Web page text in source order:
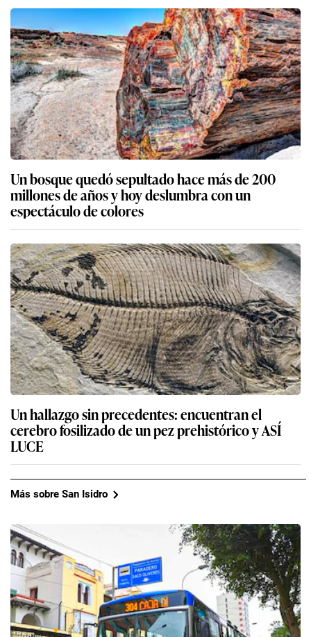
Un bosque quedó sepultado hace más de 200
millones de años y hoy deslumbra con un
espectáculo de colores
Un hallazgo sin precedentes: encuentran el
cerebro fosilizado de un pez prehistórico y ASÍ
LUCE
Más sobre San Isidro